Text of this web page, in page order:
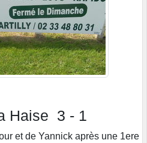
Haise 3 - 1
et de Yannick après une 1ere